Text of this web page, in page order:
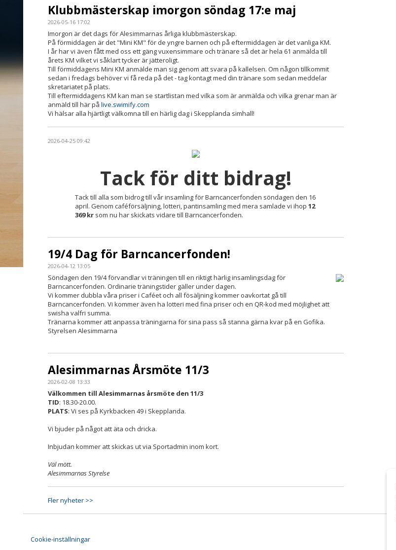
Klubbmästerskap imorgon söndag 17:e maj
2026-05-16 17:02
Imorgon är det dags för Alesimmarnas årliga klubbmästerskap.
På förmiddagen är det "Mini KM" för de yngre barnen och på eftermiddagen är det vanliga KM.
I år har vi även fått med oss ett gäng vuxensimmare och tränare så det är hela 61 anmälda till
årets KM vilket vi såklart tycker är jätteroligt.
Till förmiddagens Mini KM anmälde man sig genom att svara på kallelsen. Om någon tillkommit
sedan i fredags behöver vi få reda på det - tag kontagt med din tränare som sedan meddelar
skretariatet på plats.
Till eftermiddagens KM kan man se startlistan med vilka som är anmälda och vilka grenar man är
anmäld till här på live.swimify.com
Vi hälsar alla hjärtligt välkomna till en härlig dag i Skepplanda simhall!
2026-04-25 09:42
Tack för ditt bidrag!
Tack till alla som bidrog till vår insamling för Barncancerfonden söndagen den 16
april. Genom caféförsäljning, lotteri, pantinsamling med mera samlade vi ihop 12
369 kr som nu har skickats vidare till Barncancerfonden.
19/4 Dag för Barncancerfonden!
2026-04-12 13:05
Söndagen den 19/4 förvandlar vi träningen till en riktigt härlig insamlingsdag för
Barncancerfonden. Ordinarie träningstider gäller under dagen.
Vi kommer dubbla våra priser i Caféet och all fösäljning kommer oavkortat gå till
Barncancerfonden. Vi kommer även ha lotteri med fina priser och en QR-kod med möjlighet att
swisha valfri summa.
Tränarna kommer att anpassa träningarna för sina pass så stanna gärna kvar på en Gofika.
Styrelsen Alesimmarna
Alesimmarnas Årsmöte 11/3
2026-02-08 13:33
Välkommen till Alesimmarnas årsmöte den 11/3
TID: 18.30-20.00.
PLATS: Vi ses på Kyrkbacken 49 i Skepplanda.
Vi bjuder på något att äta och dricka.
Inbjudan kommer att skickas ut via Sportadmin inom kort.
Väl mött.
Alesimmarnas Styrelse
Fler nyheter >>
Cookie-inställningar